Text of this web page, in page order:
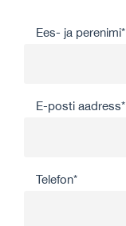
Ees- ja perenimi*
E-posti aadress*
Telefon*